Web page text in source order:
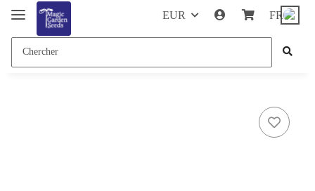
EUR FR